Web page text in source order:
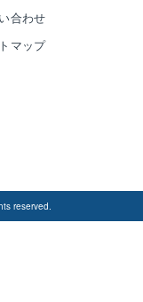
合わせ
マップ
reserved.